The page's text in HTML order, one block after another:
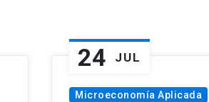
24 JUL
Microeconomía Aplicada